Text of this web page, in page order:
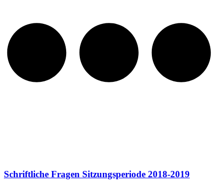
Schriftliche Fragen Sitzungsperiode 2018-2019